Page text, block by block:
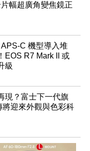
幅超廣角變焦鏡正
C 機型導入堆
EOS R7 Mark II 或
級
現？富士下一代旗
將迎來外觀與色彩科